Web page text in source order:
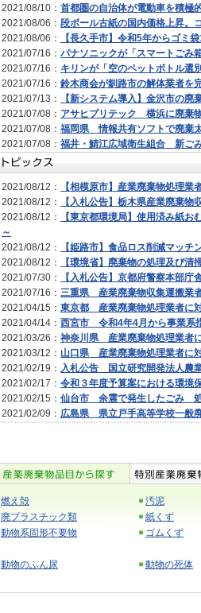
2021/08/10： 首都圏の自治体が電動車を積極
2021/08/06： 段ボール古紙の国内価格上昇。
2021/08/06：
【長久手市】令和5年からゴミ
2021/07/16： パナソニックが「スマートごみ
2021/07/16： キリンが「空のペットボトル選
2021/07/16： 鈴木商会が釧路市の解体業者を
2021/07/13：
【新システム導入】金沢市の
2021/07/08： アサヒプリテック 横浜に廃棄
2021/07/08： 福岡県 情報共有ソフトで廃棄
2021/07/08： 福井・鯖江広域衛生組合 新ご
2021/08/12：
【相模原市】産業廃棄物処理業
2021/08/12：
【入札公告】栃木県産業廃棄物
2021/08/12：
【東京都環境局】使用済み紙
～
2021/08/12：
【姫路市】食品ロス削減マッ
2021/08/12：
【環境省】廃棄物の処理及び
2021/07/30：
【入札公告】京都府警察本部
2021/07/16： 三重県 産業廃棄物収集運搬業
2021/04/15： 東京都 産業廃棄物処理業者に
2021/04/14： 西宮市 令和4年4月から事業系
2021/03/26： 神奈川県 産業廃棄物処理業者
2021/03/12： 山口県 産業廃棄物処理業者に
2021/02/19： 入札公告 国立研究開発法人農
2021/02/17： 令和３年度予算案における環境
2021/02/15： 仙台市 余震で発生したごみ 処
2021/02/09： 広島県 県立戸手高等学校一般
燃え殻 汚泥
廃プラスチック類
紙くず
動物系固形不要物
ゴムくず
動物のふん尿
動物の死体